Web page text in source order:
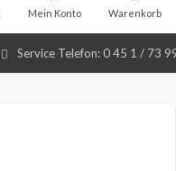
Service Telefon: 0 45 1 / 73
Warenkorb
Mein Konto